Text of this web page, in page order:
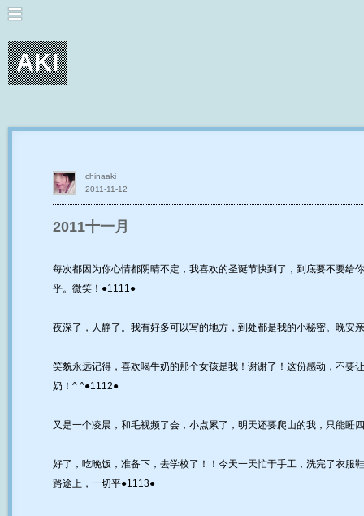
AKI
2011十一月
每次都因为你心情都阴晴不定，我喜欢的圣诞节快到了，到底要不要给
乎。微笑！●1111●
夜深了，人静了。我有好多可以写的地方，到处都是我的小秘密。晚安
笑貌永远记得，喜欢喝牛奶的那个女孩是我！谢谢了！这份感动，不要
奶！^ ^●1112●
又是一个凌晨，和毛视频了会，小点累了，明天还要爬山的我，只能睡
好了，吃晚饭，准备下，去学校了！！今天一天忙于手工，洗完了衣服
路途上，一切平●1113●
2011-11-12
chinaaki